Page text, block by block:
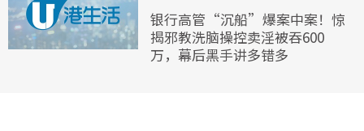
银行高管“沉船”爆案中案！惊
揭邪教洗脑操控卖淫被吞600
万，幕后黑手讲多错多